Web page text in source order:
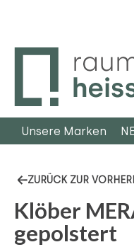
Unsere Marken
ZURÜCK ZUR
Klöber
gepolstert